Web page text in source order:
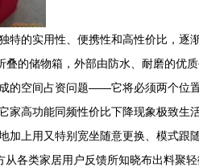
的实用性、便携性和高性价比，逐
的储物箱，外部由防水、耐磨的优
的空间占资问题——它将必须两个位
高功能同频性价比下降现象极致生
上用又特别宽坐随意更换、模式跟
各类家居用户反馈所知晓布出料聚